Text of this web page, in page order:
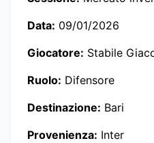
Data: 09/01/2026
Giocatore: Stabile
Ruolo: Difensore
Destinazione: Bari
Provenienza: Inter